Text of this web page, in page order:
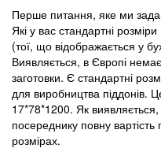
Перше питання, яке ми
Які у вас стандартні
(тої, що відображається у
Виявляється, в Європі
заготовки. Є стандартні
для виробництва піддонів.
17*78*1200. Як
посереднику повну
розмірах.